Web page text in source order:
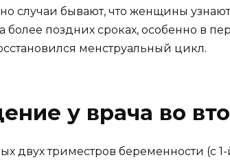
случаи бывают, что женщины
более поздних сроках, особенно в
менструальный цикл.
у врача во
двух триместров беременности (с